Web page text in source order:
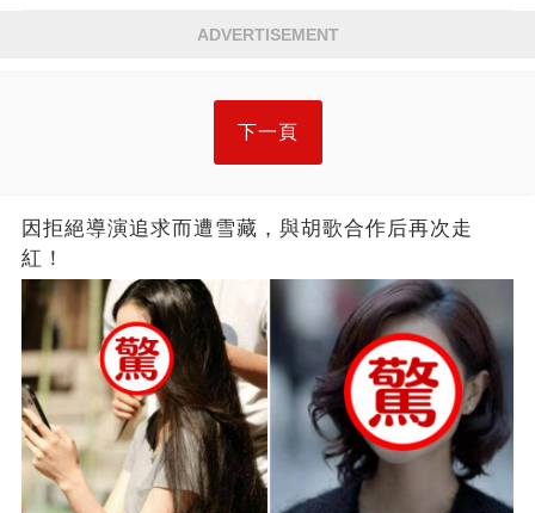
ADVERTISEMENT
下一頁
因拒絕導演追求而遭雪藏，與胡歌合作后再次走
紅！